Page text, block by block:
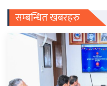
सम्बन्धित खबरहरु